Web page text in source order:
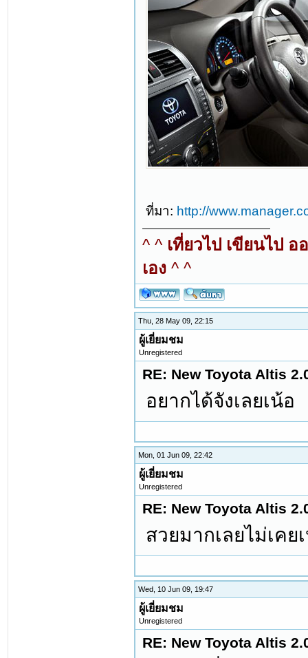
ที่มา: http://
^ ^ เที่ยวไป เขียนไป
เอง ^ ^
Thu, 28 May 09, 22:15
ผู้เยี่ยมชม
Unregistered
RE: New Toyota Altis
อยากได้จังเลยเน้อ
Mon, 01 Jun 09, 22:42
ผู้เยี่ยมชม
Unregistered
RE: New Toyota Altis
สวยมากเลยไม่เค
Wed, 10 Jun 09, 19:47
ผู้เยี่ยมชม
Unregistered
RE: New Toyota Altis